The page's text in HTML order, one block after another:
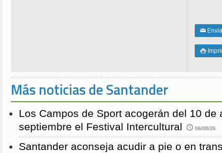
✉

Más noticias de Santander
Los Campos de Sport acogerán del 10 de
septiembre el Festival Intercultural
06/08/26
Santander aconseja acudir a pie o en